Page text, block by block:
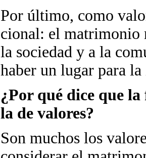
Por úl­ti­mo, como
cio­nal: el ma­tri­mo­nio
la so­cie­dad y a la
ha­ber un lu­gar para
¿Por qué dice que
la de va­lo­res?
Son mu­chos los